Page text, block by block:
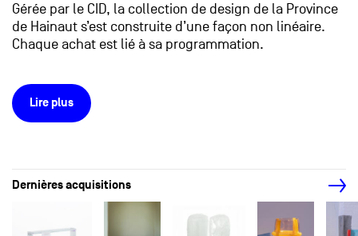
Gérée par le CID, la collection de design de la Province
de Hainaut s’est construite d’une façon non linéaire.
Chaque achat est lié à sa programmation.
Lire plus
Dernières acquisitions